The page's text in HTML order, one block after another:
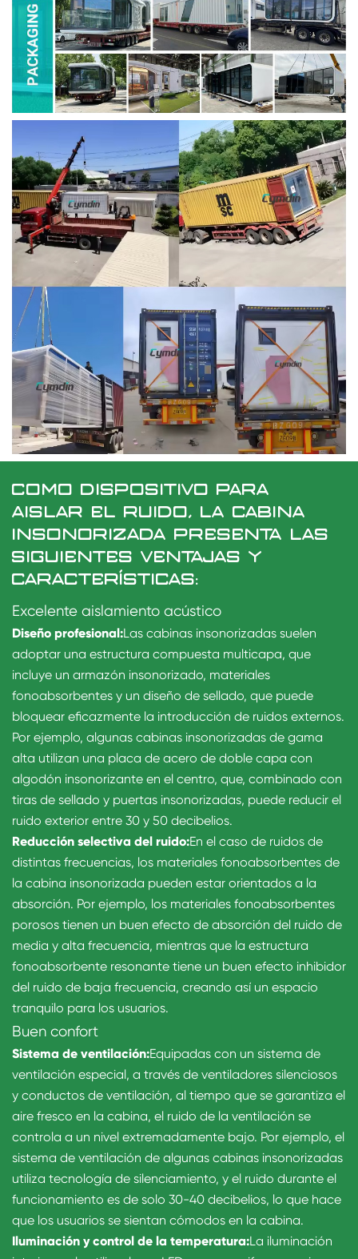
COMO DISPOSITIVO PARA
AISLAR EL RUIDO, LA CABINA
INSONORIZADA PRESENTA LAS
SIGUIENTES VENTAJAS Y
CARACTERÍSTICAS:
Excelente aislamiento acústico
Diseño profesional:Las cabinas insonorizadas suelen
adoptar una estructura compuesta multicapa, que
incluye un armazón insonorizado, materiales
fonoabsorbentes y un diseño de sellado, que puede
bloquear eficazmente la introducción de ruidos externos.
Por ejemplo, algunas cabinas insonorizadas de gama
alta utilizan una placa de acero de doble capa con
algodón insonorizante en el centro, que, combinado con
tiras de sellado y puertas insonorizadas, puede reducir el
ruido exterior entre 30 y 50 decibelios.
Reducción selectiva del ruido:En el caso de ruidos de
distintas frecuencias, los materiales fonoabsorbentes de
la cabina insonorizada pueden estar orientados a la
absorción. Por ejemplo, los materiales fonoabsorbentes
porosos tienen un buen efecto de absorción del ruido de
media y alta frecuencia, mientras que la estructura
fonoabsorbente resonante tiene un buen efecto inhibidor
del ruido de baja frecuencia, creando así un espacio
tranquilo para los usuarios.
Buen confort
Sistema de ventilación:Equipadas con un sistema de
ventilación especial, a través de ventiladores silenciosos
y conductos de ventilación, al tiempo que se garantiza el
aire fresco en la cabina, el ruido de la ventilación se
controla a un nivel extremadamente bajo. Por ejemplo, el
sistema de ventilación de algunas cabinas insonorizadas
utiliza tecnología de silenciamiento, y el ruido durante el
funcionamiento es de solo 30-40 decibelios, lo que hace
que los usuarios se sientan cómodos en la cabina.
Iluminación y control de la temperatura:La iluminación